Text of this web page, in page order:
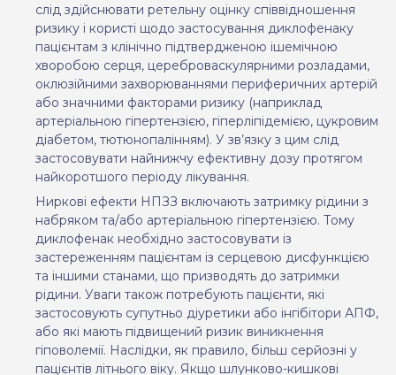
слід здійснювати ретельну оцінку співвідношення
ризику і користі щодо застосування диклофенаку
пацієнтам з клінічно підтвердженою ішемічною
хворобою серця, цереброваскулярними розладами,
оклюзійними захворюваннями периферичних артерій
або значними факторами ризику (наприклад
артеріальною гіпертензією, гіперліпідемією, цукровим
діабетом, тютюнопалінням). У зв’язку з цим слід
застосовувати найнижчу ефективну дозу протягом
найкоротшого періоду лікування.
Ниркові ефекти НПЗЗ включають затримку рідини з
набряком та/або артеріальною гіпертензією. Тому
диклофенак необхідно застосовувати із
застереженням пацієнтам із серцевою дисфункцією
та іншими станами, що призводять до затримки
рідини. Уваги також потребують пацієнти, які
застосовують супутньо діуретики або інгібітори АПФ,
або які мають підвищений ризик виникнення
гіповолемії. Наслідки, як правило, більш серйозні у
пацієнтів літнього віку. Якщо шлунково-кишкові